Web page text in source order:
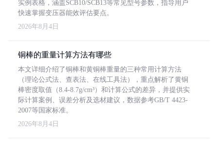
实例表格，涵盖SCB10/SCB13等常见型号参数，指导用户
快速掌握变压器能效评估要点。
2026年8月4日
铜棒的重量计算方法有哪些
本文详细介绍了铜棒和黄铜棒重量的三种常用计算方法
（理论公式法、查表法、在线工具法），重点解析了黄铜
棒密度取值（8.4-8.7g/cm³）和计算公式的差异，并提供实
际计算案例、误差分析及选材建议，数据参考GB/T 4423-
2007等国家标准。
2026年8月4日